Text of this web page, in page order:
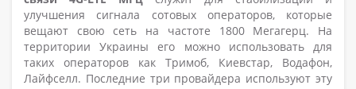
улучшения сигнала сотовых операторов, которые
вещают свою сеть на частоте 1800 Мегагерц. На
территории Украины его можно использовать для
таких операторов как Тримоб, Киевстар, Водафон,
Лайфселл. Последние три провайдера используют эту